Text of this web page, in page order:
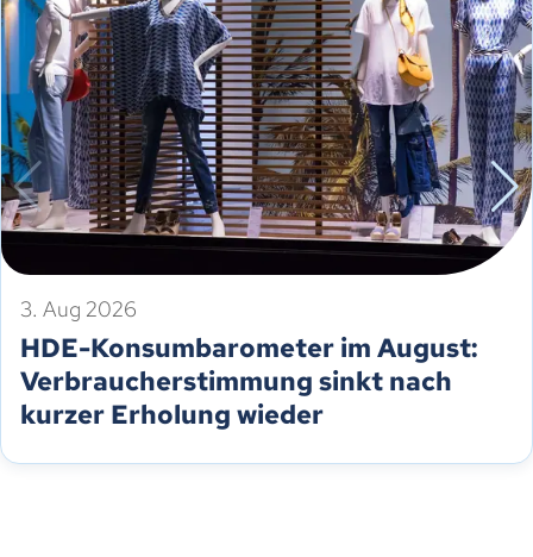
3. Aug 2026
HDE-Konsumbarometer im August:
Verbraucherstimmung sinkt nach
kurzer Erholung wieder